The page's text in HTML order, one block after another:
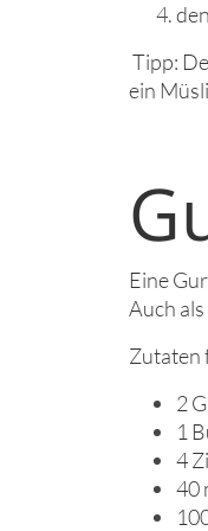
Tipp:
ein
Eine
Auch
Zutaten
2
1
4
40